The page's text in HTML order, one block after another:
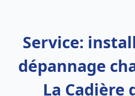
Service:
dépannage
La Cadière